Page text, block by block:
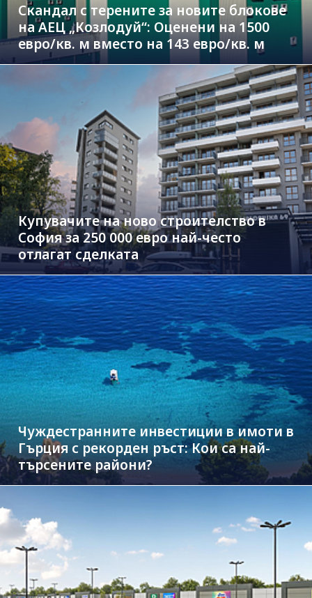
Скандал с терените за новите блокове
на АЕЦ „Козлодуй“: Оценени на 1500
евро/кв. м вместо на 143 евро/кв. м
Купувачите на ново строителство в
София за 250 000 евро най-често
отлагат сделката
Чуждестранните инвестиции в имоти в
Гърция с рекорден ръст: Кои са най-
търсените райони?